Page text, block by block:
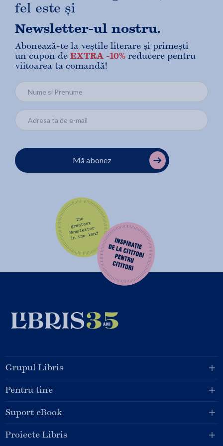
fel este și
Newsletter-ul nostru.
Abonează-te la veștile literare și primești
un cupon de EXTRA -10% reducere pentru
viitoarea ta comandă!
Mă abonez
Grupul Libris
Pentru tine
Suport eBook
Proiecte Libris